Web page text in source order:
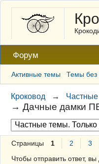
Форум
Активные темы Темы без
Кроковод →
→Дачные дамки
Страницы 1 2 3
Чтобы отправить ответ,